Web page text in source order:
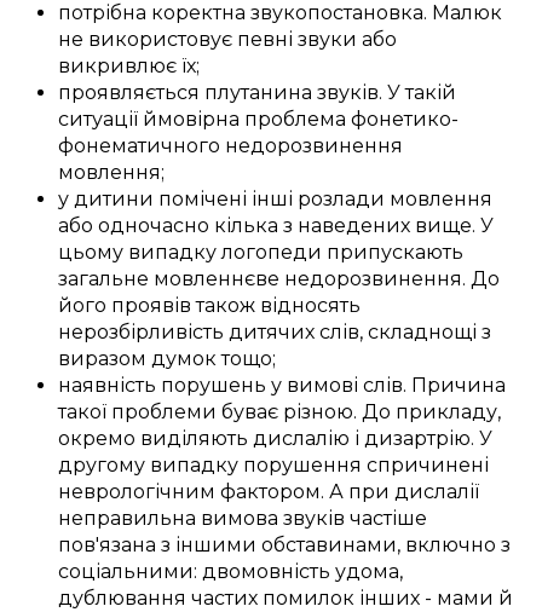
потрібна коректна звукопостановка. Малюк
не використовує певні звуки або
викривлює їх;
проявляється плутанина звуків. Утакій
ситуації ймовірна проблема фонетико-
фонематичного недорозвинення
мовлення;
у дитини помічені інші розлади мовлення
або одночасно кілька з наведених вище. У
цьому випадкулогопеди припускають
загальне мовленнєве недорозвинення. До
його проявів також відносять
нерозбірливість дитячих слів, складнощі з
виразом думок тощо;
наявність порушень у вимові слів. Причина
такої проблеми буває різною. До прикладу,
окремо виділяють дислалію і дизартрію. У
другому випадку порушення спричинені
неврологічним фактором. А при дислалії
неправильна вимова звуків частіше
пов'язана з іншими обставинами, включно з
соціальними: двомовність удома,
дублювання частих помилок інших - мами й